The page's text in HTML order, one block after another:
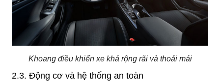
Khoang điều khiển xe khá rộng rãi và thoải mái
2.3. Động cơ và hệ thống an toàn